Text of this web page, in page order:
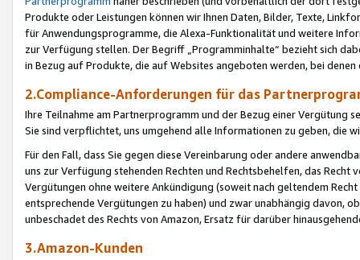
Produkte oder Leistungen können wir Ihnen Daten, Bilder, Texte,
für Anwendungsprogramme, die Alexa-Funktionalität und weitere
zur Verfügung stellen. Der Begriff „Programminhalte“ bezieht sich
in Bezug auf Produkte, die auf Websites angeboten werden, bei
2.Compliance-Anforderungen für das
Ihre Teilnahme am Partnerprogramm und der Bezug einer Vergütung
Sie sind verpflichtet, uns umgehend alle Informationen zu geben, die
Für den Fall, dass Sie gegen diese Vereinbarung oder andere
uns zur Verfügung stehenden Rechten und Rechtsbehelfen, das
Vergütungen ohne weitere Ankündigung (soweit nach geltendem
entsprechende Vergütungen zu haben) und zwar unabhängig davon,
unbeschadet des Rechts von Amazon, Ersatz für darüber
3.Amazon-Kunden